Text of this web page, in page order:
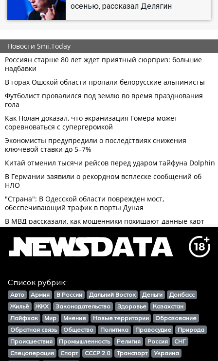
осенью, рассказал Делягин
Список рубрик:
Авто Армия В России Дальний Восток Деньги
Донбасс
Жильё
ЖКХ Законодательство Здоровье
Казахстан
Лайфхак
Мир Мнение Новые территории
Образование
Обратная связь
Общество Политика Правосудие
Природа
Происшествия
Промышленность Религия Россия
СНГ
Спецоперация
Спорт СССР 2.0 Транспорт Украина